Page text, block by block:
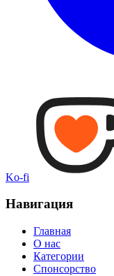
Ko-fi
Навигация
Главная
О нас
Категории
Спонсорство